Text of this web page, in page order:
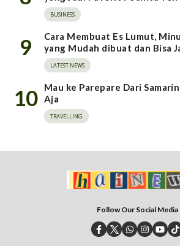
BUSINESS
9
Cara Membuat Es Lumut,
yang Mudah dibuat dan Bisa
LATEST NEWS
10
Mau ke Parepare Dari
Aja
TRAVELLING
Follow Our Social Media